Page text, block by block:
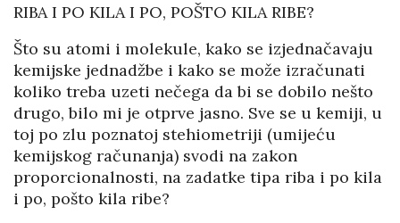
RIBA I PO KILA I PO, POŠTO KILA RIBE?
Što su atomi i molekule, kako se izjednačavaju
kemijske jednadžbe i kako se može izračunati
koliko treba uzeti nečega da bi se dobilo nešto
drugo, bilo mi je otprve jasno. Sve se u kemiji, u
toj po zlu poznatoj stehiometriji (umijeću
kemijskog računanja) svodi na zakon
proporcionalnosti, na zadatke tipa riba i po kila
i po, pošto kila ribe?